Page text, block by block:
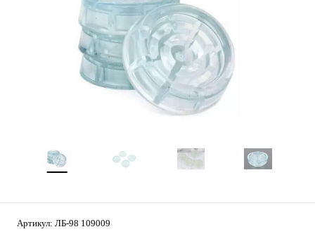
Артикул: ЛБ-98 109009